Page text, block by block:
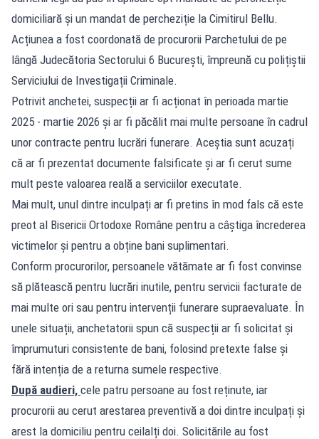
domiciliară și un mandat de percheziție la Cimitirul Bellu.
Acțiunea a fost coordonată de procurorii Parchetului de pe
lângă Judecătoria Sectorului 6 București, împreună cu polițiștii
Serviciului de Investigații Criminale.
Potrivit anchetei, suspecții ar fi acționat în perioada martie
2025 - martie 2026 și ar fi păcălit mai multe persoane în cadrul
unor contracte pentru lucrări funerare. Aceștia sunt acuzați
că ar fi prezentat documente falsificate și ar fi cerut sume
mult peste valoarea reală a serviciilor executate.
Mai mult, unul dintre inculpați ar fi pretins în mod fals că este
preot al Bisericii Ortodoxe Române pentru a câștiga încrederea
victimelor și pentru a obține bani suplimentari.
Conform procurorilor, persoanele vătămate ar fi fost convinse
să plătească pentru lucrări inutile, pentru servicii facturate de
mai multe ori sau pentru intervenții funerare supraevaluate. În
unele situații, anchetatorii spun că suspecții ar fi solicitat și
împrumuturi consistente de bani, folosind pretexte false și
fără intenția de a returna sumele respective.
După audieri, cele patru persoane au fost reținute, iar
procurorii au cerut arestarea preventivă a doi dintre inculpați și
arest la domiciliu pentru ceilalți doi. Solicitările au fost